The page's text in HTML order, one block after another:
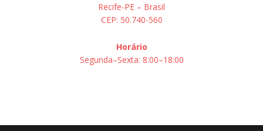
Recife-PE – Brasil
CEP: 50.740-560
Horário
Segunda–Sexta: 8:00–18:00